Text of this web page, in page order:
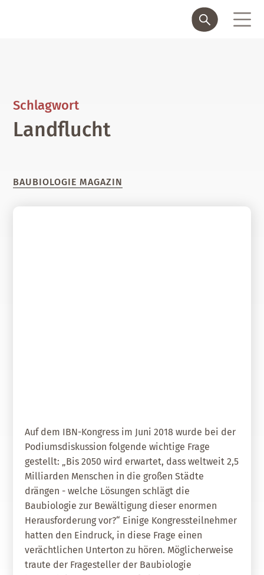
Schlagwort
Landflucht
BAUBIOLOGIE MAGAZIN
Auf dem IBN-Kongress im Juni 2018 wurde bei der
Podiumsdiskussion folgende wichtige Frage
gestellt: „Bis 2050 wird erwartet, dass weltweit 2,5
Milliarden Menschen in die großen Städte
drängen - welche Lösungen schlägt die
Baubiologie zur Bewältigung dieser enormen
Herausforderung vor?“ Einige Kongressteilnehmer
hatten den Eindruck, in diese Frage einen
verächtlichen Unterton zu hören. Möglicherweise
traute der Fragesteller der Baubiologie